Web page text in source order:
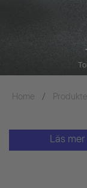
Home
Läs mer